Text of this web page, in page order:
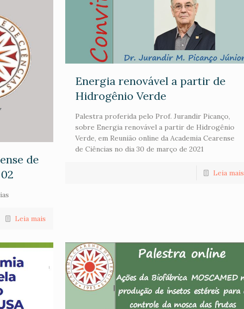
de
Leia mais
Energia renovável a partir de
Hidrogênio Verde
Palestra proferida pelo Prof. Jurandir Picanço,
sobre Energia renovável a partir de Hidrogênio
Verde, em Reunião online da Academia Cearense
de Ciências no dia 30 de março de 2021
Leia mais